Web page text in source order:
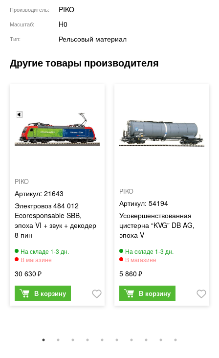
Производитель PIKO
Масштаб H0
Тип Рельсовый материал
PIKO
21643
Электровоз 484 012
Ecoresponsable SBB,
эпоха VI + звук + декодер
8 пин
30 630
PIKO
54194
Усовершенствованная
цистерна “KVG” DB AG,
эпоха V
5 860